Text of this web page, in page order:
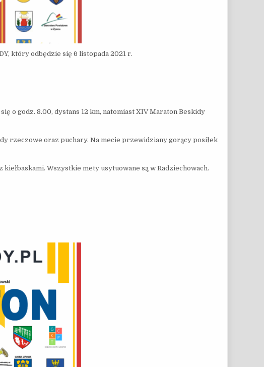
który odbędzie się 6 listopada 2021 r.
o godz. 8.00, dystans 12 km, natomiast XIV Maraton Beskidy
rzeczowe oraz puchary. Na mecie przewidziany gorący posiłek
Wszystkie mety usytuowane są w Radziechowach.